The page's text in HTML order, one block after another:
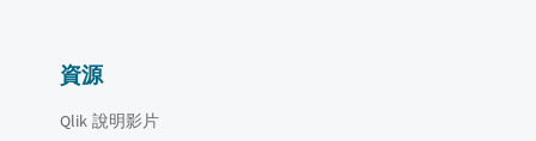
資源
Qlik 說明影片